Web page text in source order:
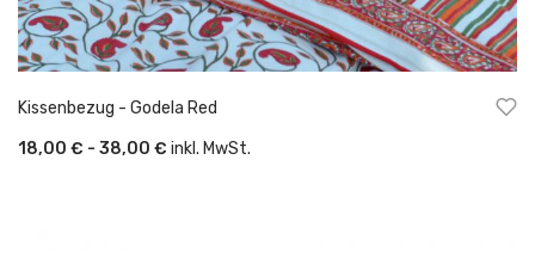
Kissenbezug - Godela Red
18,00 € - 38,00 € inkl. MwSt.